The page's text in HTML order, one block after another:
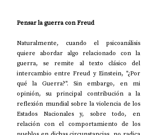
Pensar la guerra con Freud
Naturalmente, cuando el psicoanálisis
quiere abordar algo relacionado con la
guerra, se remite al texto clásico del
intercambio entre Freud y Einstein, "¿Por
qué la Guerra?". Sin embargo, en mi
opinión, su principal contribución a la
reflexión mundial sobre la violencia de los
Estados Nacionales y, sobre todo, en
relación con el comportamiento de los